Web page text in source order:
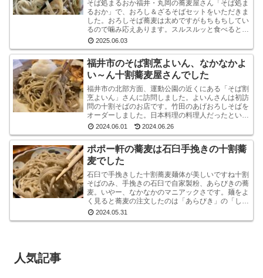
そば処まるおか福井・丸岡の蕎麦屋さん「そば処ま
るおか」で、おろし＆ざるそばセットをいただきま
した。おろしそば蕎麦は太めですがもちもちしてい
るので噛み応えあります。スルスルッと食べるとい
うより感で味わう系です。うまいです。※なお、お
ろしそばに...
2025.06.03
福井市のそば割烹よいん、なかなかよ
い～ん十割蕎麦屋さんでした
福井市の北部方面、運動公園の近くにある「そば割
烹よいん」さんに訪問しました。よいんさんは初訪
問の十割そばのお店です。竹田のあげおろしそばを
オーダーしました。日本料理の料理人だったという
店主が蕎麦屋として運営されています。メニューは
蕎麦屋らし...
2024.06.01 2024.06.26
ポポー軒の蕎麦は石臼手挽きの十割蕎
麦でした
石臼で手挽きした十割蕎麦麺体が美しいですね十割
そばのみ、手挽きの石臼で自家製粉、あらびきの蕎
麦。いやー、なかなかのマニアックさです。麺をよ
く見ると蕎麦の注文したのは「あらびき」の「しょ
うゆおろし」と「塩おろし」の二種です。温かい蕎
麦も選べる...
2024.05.31
人気記事